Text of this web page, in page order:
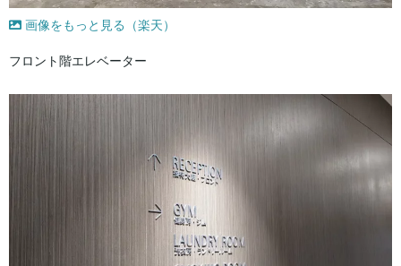
画像をもっと見る（楽天）
フロント階エレベーター